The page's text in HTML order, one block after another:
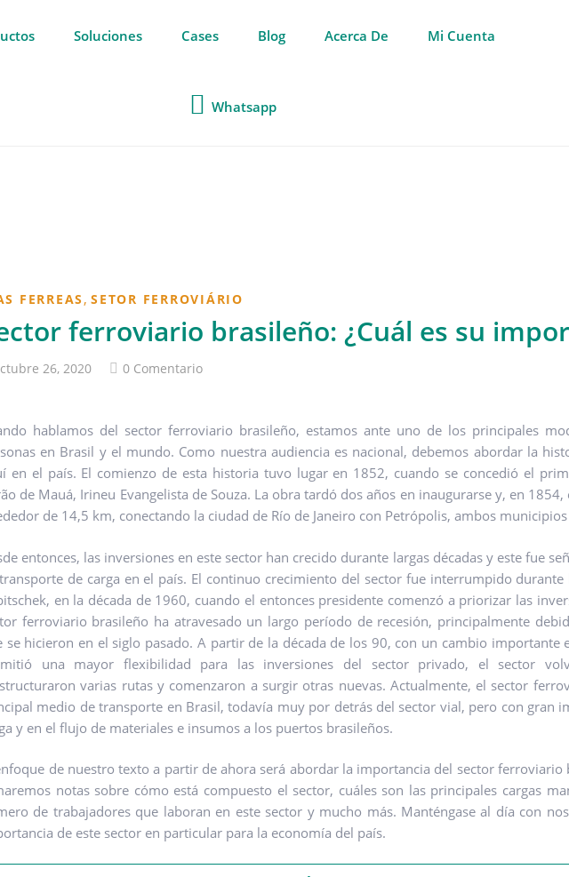
Soluciones Cases Blog Acerca De Mi Cuenta
Whatsapp
FERREAS , SETOR FERROVIÁRIO
ferroviario brasileño: ¿Cuál es su
26, 2020 0 Comentario
hablamos del sector ferroviario brasileño, estamos ante uno de los principales
en Brasil y el mundo. Como nuestra audiencia es nacional, debemos abordar la
en el país. El comienzo de esta historia tuvo lugar en 1852, cuando se concedió el
de Mauá, Irineu Evangelista de Souza. La obra tardó dos años en inaugurarse y, en
de 14,5 km, conectando la ciudad de Río de Janeiro con Petrópolis, ambos
entonces, las inversiones en este sector han crecido durante largas décadas y este fue
de carga en el país. El continuo crecimiento del sector fue interrumpido durante
en la década de 1960, cuando el entonces presidente comenzó a priorizar las
ferroviario brasileño ha atravesado un largo período de recesión, principalmente
se hicieron en el siglo pasado. A partir de la década de los 90, con un cambio importante
una mayor flexibilidad para las inversiones del sector privado, el sector
varias rutas y comenzaron a surgir otras nuevas. Actualmente, el sector
medio de transporte en Brasil, todavía muy por detrás del sector vial, pero con gran
y en el flujo de materiales e insumos a los puertos brasileños.
de nuestro texto a partir de ahora será abordar la importancia del sector ferroviario
notas sobre cómo está compuesto el sector, cuáles son las principales cargas
de trabajadores que laboran en este sector y mucho más. Manténgase al día con
de este sector en particular para la economía del país.